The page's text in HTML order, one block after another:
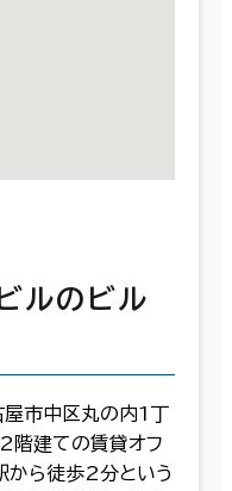
ルのビル
屋市中区丸の内1丁
2階建ての賃貸オフ
から徒歩2分という